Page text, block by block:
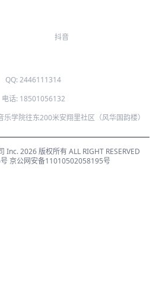
抖音
QQ: 2446111314
电话: 18501056132
学院往东200米安翔里社区（风华国韵楼）
Inc. 2026 版权所有 ALL RIGHT RESERVED
京公网安备11010502058195号